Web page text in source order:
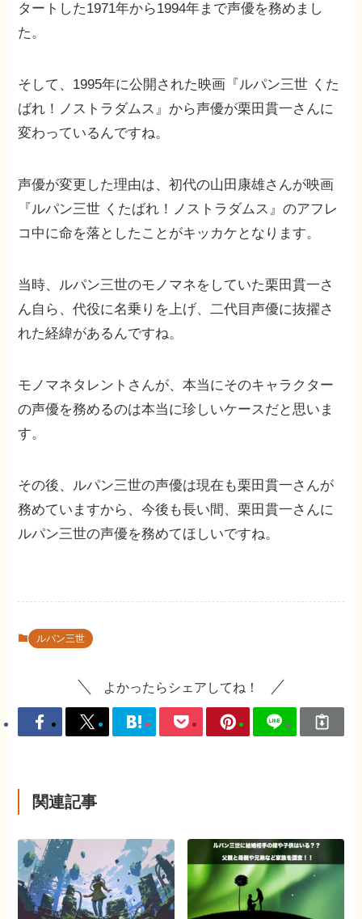
タートした1971年から1994年まで声優を務めまし
た。
そして、1995年に公開された映画『ルパン三世 くた
ばれ！ノストラダムス』から声優が栗田貫一さんに
変わっているんですね。
声優が変更した理由は、初代の山田康雄さんが映画
『ルパン三世 くたばれ！ノストラダムス』のアフレ
コ中に命を落としたことがキッカケとなります。
当時、ルパン三世のモノマネをしていた栗田貫一さ
ん自ら、代役に名乗りを上げ、二代目声優に抜擢さ
れた経緯があるんですね。
モノマネタレントさんが、本当にそのキャラクター
の声優を務めるのは本当に珍しいケースだと思いま
す。
その後、ルパン三世の声優は現在も栗田貫一さんが
務めていますから、今後も長い間、栗田貫一さんに
ルパン三世の声優を務めてほしいですね。
ルパン三世
よかったらシェアしてね！
関連記事